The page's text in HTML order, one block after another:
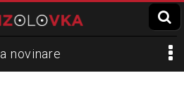
novinare